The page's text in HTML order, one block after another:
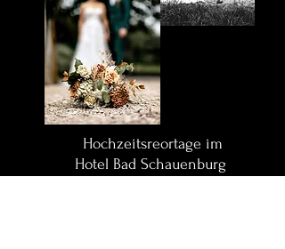
Hochzeitsreortage im
Hotel Bad Schauenburg